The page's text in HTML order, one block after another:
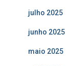
julho 2025
junho 2025
maio 2025